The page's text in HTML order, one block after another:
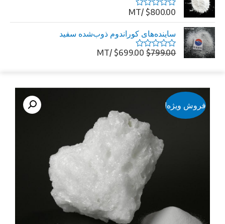
امتیاز
0
از
5
$800.00
/MT
ساینده‌های کوراندوم ذوب‌شده سفید
امتیاز
$799.00
$699.00
/MT
فروش ویژه!